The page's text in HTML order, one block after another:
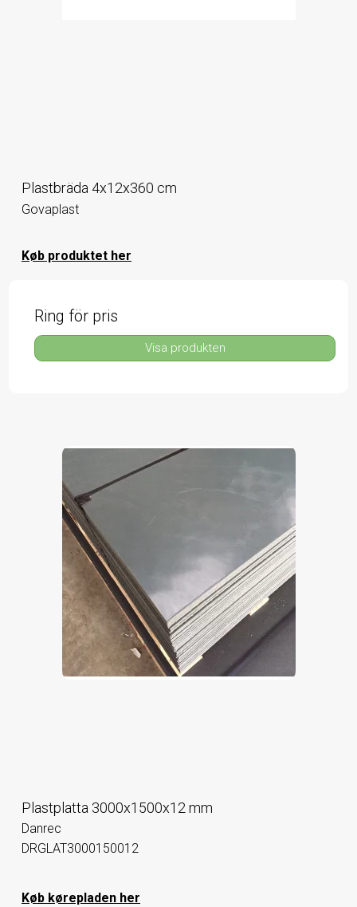
Plastbräda 4x12x360 cm
Govaplast
Køb produktet her
Ring för pris
Visa produkten
Plastplatta 3000x1500x12 mm
Danrec
DRGLAT3000150012
Køb kørepladen her